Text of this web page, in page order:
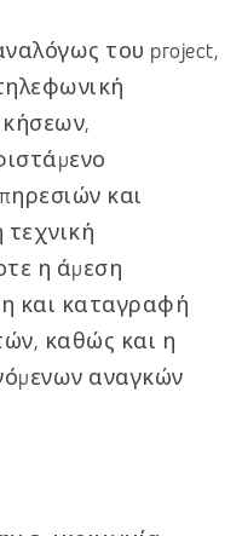
του project,
κήσεων,
και
τεχνική
η άμεση
και καταγραφή
καθώς και η
αναγκών